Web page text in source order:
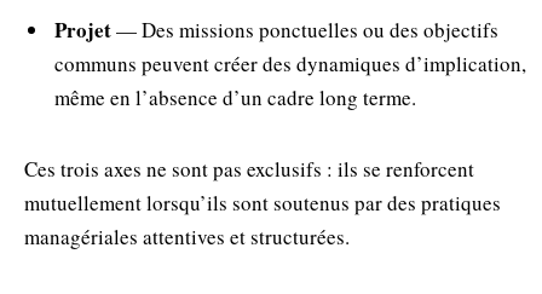
Projet— Des missions ponctuelles ou des objectifs
communs peuvent créer des dynamiques d’implication,
même en l’absence d’un cadre long terme.
Ces trois axes ne sont pas exclusifs : ils se renforcent
mutuellement lorsqu’ils sont soutenus par des pratiques
managériales attentives et structurées.